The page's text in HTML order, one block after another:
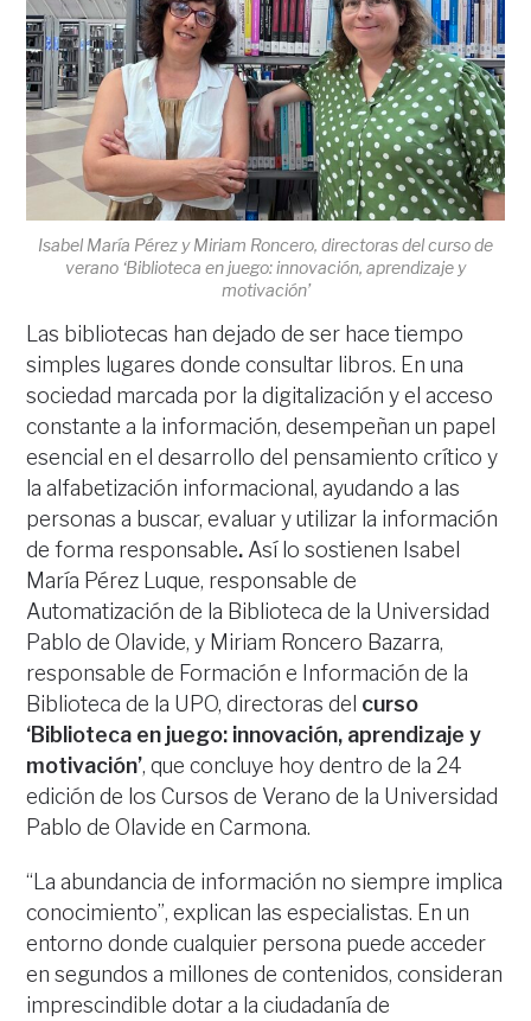
Isabel María Pérez y Miriam Roncero, directoras del curso de
verano ‘Biblioteca en juego: innovación, aprendizaje y
motivación’
Las bibliotecas han dejado de ser hace tiempo
simples lugares donde consultar libros. En una
sociedad marcada por la digitalización y el acceso
constante a la información, desempeñan un papel
esencial en el desarrollo del pensamiento crítico y
la alfabetización informacional, ayudando a las
personas a buscar, evaluar y utilizar la información
de forma responsable. Así lo sostienen Isabel
María Pérez Luque, responsable de
Automatización de la Biblioteca de la Universidad
Pablo de Olavide, y Miriam Roncero Bazarra,
responsable de Formación e Información de la
Biblioteca de la UPO, directoras del curso
‘Biblioteca en juego: innovación, aprendizaje y
motivación’, que concluye hoy dentro de la 24
edición de los Cursos de Verano de la Universidad
Pablo de Olavide en Carmona.
“La abundancia de información no siempre implica
conocimiento”, explican las especialistas. En un
entorno donde cualquier persona puede acceder
en segundos a millones de contenidos, consideran
imprescindible dotar a la ciudadanía de